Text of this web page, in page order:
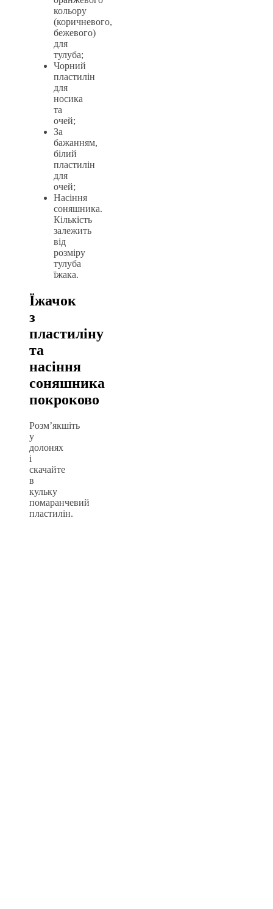
кольору
(коричневого,
бежевого)
для
тулуба;
Чорний
пластилін
для
носика
та
очей;
За
бажанням,
білий
пластилін
для
очей;
Насіння
соняшника.
Кількість
залежить
від
розміру
тулуба
їжака.
Їжачок
з
пластиліну
та
насіння
соняшника
покроково
Розм’якшіть
у
долонях
і
скачайте
в
кульку
помаранчевий
пластилін.